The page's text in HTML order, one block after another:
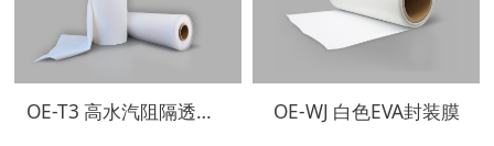
OE-T3 高水汽阻隔透明EVA封装膜 OE-WJ 白色EVA封装膜